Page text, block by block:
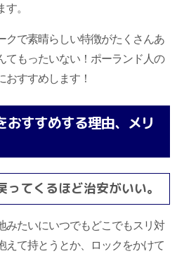
。
クで素晴らしい特徴がたくさんあ
てもったいない！ポーランド人の
すすめします！
おすすめする理由、メリ
てくるほど治安がいい。
みたいにいつでもどこでもスリ対
えて持とうとか、ロックをかけて